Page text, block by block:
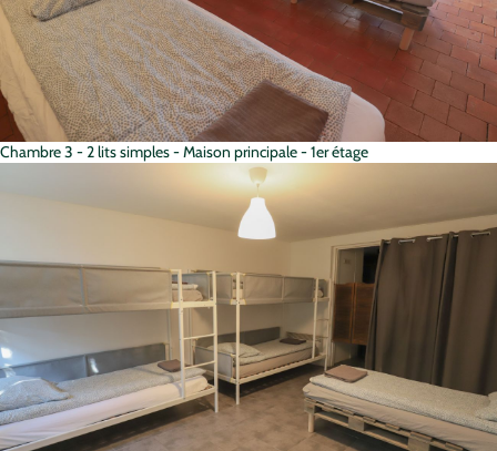
Chambre 3 - 2 lits simples - Maison principale - 1er étage